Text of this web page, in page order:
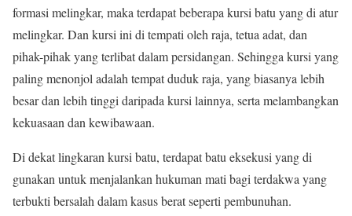
formasi melingkar, maka terdapat beberapa kursi batu yang di atur
melingkar. Dan kursi ini di tempati oleh raja, tetua adat, dan
pihak-pihak yang terlibat dalam persidangan. Sehingga kursi yang
paling menonjol adalah tempat duduk raja, yang biasanya lebih
besar dan lebih tinggi daripada kursi lainnya, serta melambangkan
kekuasaan dan kewibawaan.
Di dekat lingkaran kursi batu, terdapat batu eksekusi yang di
gunakan untuk menjalankan hukuman mati bagi terdakwa yang
terbukti bersalah dalam kasus berat seperti pembunuhan.